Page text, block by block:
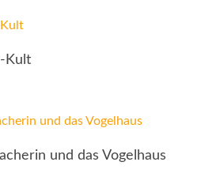
Kult
und das Vogelhaus